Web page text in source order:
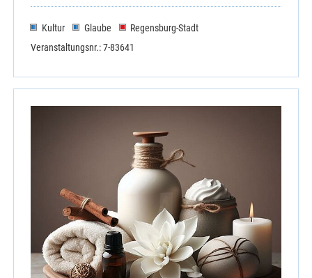
Kultur Glaube
Regensburg-Stadt
Veranstaltungsnr.: 7-83641